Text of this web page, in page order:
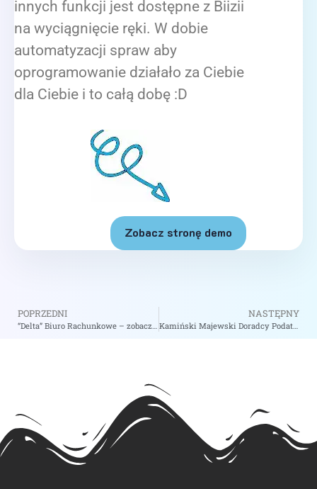
innych funkcji jest dostępne z Biizii
na wyciągnięcie ręki. W dobie
automatyzacji spraw aby
oprogramowanie działało za Ciebie
dla Ciebie i to całą dobę :D
Zobacz stronę demo
POPRZEDNI
“Delta” Biuro Rachunkowe – zobacz na biizii.com
NASTĘPNY
Kamiński Majewski Doradcy Podatkowi Sp.p. – zobacz na biizii.com